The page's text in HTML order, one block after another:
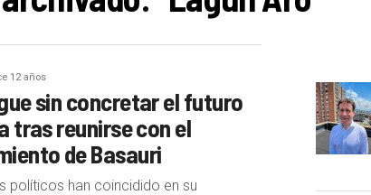
12 años
sin concretar el futuro
tras reunirse con el
de Basauri
políticos han coincidido en su